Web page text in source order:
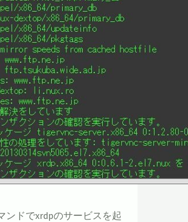
ンドでxrdpのサービスを起